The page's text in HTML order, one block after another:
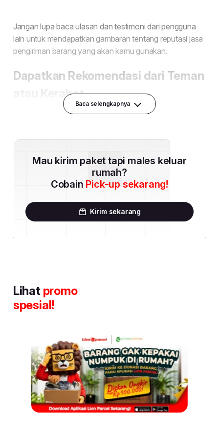
Baca selengkapnya
Mau kirim paket tapi males keluar
rumah?
Cobain Pick-up sekarang!
Kirim sekarang
Lihat promo
spesial!